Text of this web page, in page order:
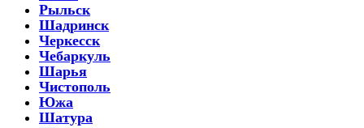
Рыльск
Шадринск
Черкесск
Чебаркуль
Шарья
Чистополь
Южа
Шатура